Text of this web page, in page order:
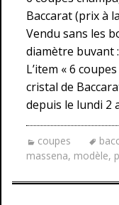
Baccarat (prix à
Vendu sans les
diamètre buvant
L’item « 6
cristal de
depuis le lundi 2
coupes
massena, modèle,